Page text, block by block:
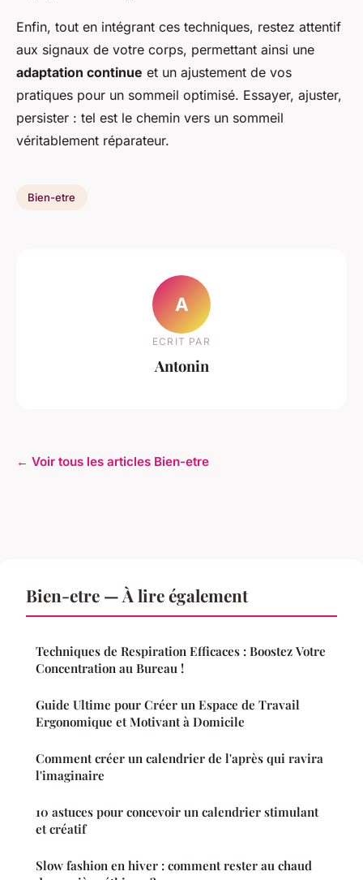
Enfin, tout en intégrant ces techniques, restez attentif
aux signaux de votre corps, permettant ainsi une
adaptation continue et un ajustement de vos
pratiques pour un sommeil optimisé. Essayer, ajuster,
persister : tel est le chemin vers un sommeil
véritablement réparateur.
Bien-etre
A
ECRIT PAR
Antonin
← Voir tous les articles Bien-etre
Bien-etre — À lire également
Techniques de Respiration Efficaces : Boostez Votre
Concentration au Bureau !
Guide Ultime pour Créer un Espace de Travail
Ergonomique et Motivant à Domicile
Comment créer un calendrier de l'après qui ravira
l'imaginaire
10 astuces pour concevoir un calendrier stimulant
et créatif
Slow fashion en hiver : comment rester au chaud